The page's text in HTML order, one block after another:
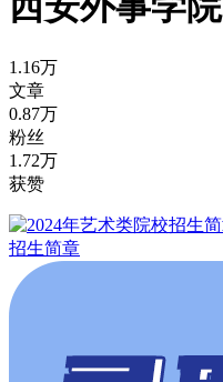
1.16万
文章
0.87万
粉丝
1.72万
获赞
招生简章